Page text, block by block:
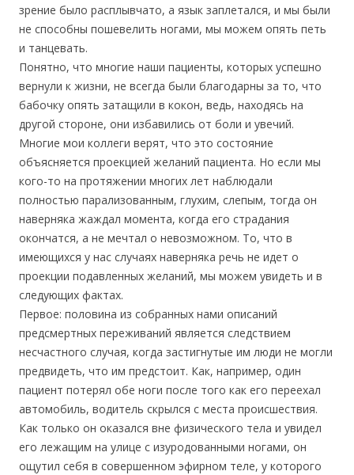
зрение было расплывчато, а язык заплетался, и мы были
не способны пошевелить ногами, мы можем опять петь
и танцевать.
Понятно, что многие наши пациенты, которых успешно
вернули к жизни, не всегда были благодарны за то, что
бабочку опять затащили в кокон, ведь, находясь на
другой стороне, они избавились от боли и увечий.
Многие мои коллеги верят, что это состояние
объясняется проекцией желаний пациента. Но если мы
кого-то на протяжении многих лет наблюдали
полностью парализованным, глухим, слепым, тогда он
наверняка жаждал момента, когда его страдания
окончатся, а не мечтал о невозможном. То, что в
имеющихся у нас случаях наверняка речь не идет о
проекции подавленных желаний, мы можем увидеть и в
следующих фактах.
Первое: половина из собранных нами описаний
предсмертных переживаний является следствием
несчастного случая, когда застигнутые им люди не могли
предвидеть, что им предстоит. Как, например, один
пациент потерял обе ноги после того как его переехал
автомобиль, водитель скрылся с места происшествия.
Как только он оказался вне физического тела и увидел
его лежащим на улице с изуродованными ногами, он
ощутил себя в совершенном эфирном теле, у которого